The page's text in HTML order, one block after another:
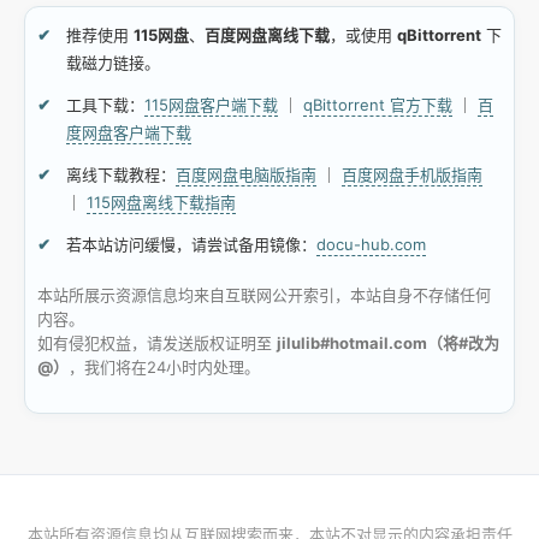
推荐使用 115网盘、 百度网盘离线下载，或使用 qBittorrent 下
载磁力链接。
工具下载： 115网盘客户端下载 qBittorrent 官方下载
百
度网盘客户端下载
离线下载教程： 百度网盘电脑版指南
百度网盘手机版指南
115网盘离线下载指南
若本站访问缓慢，请尝试备用镜像： docu-hub.com
本站所展示资源信息均来自互联网公开索引，本站自身不存储任何
内容。
如有侵犯权益，请发送版权证明至 jilulib#hotmail.com（将#改为
@）
，我们将在24小时内处理。
本站所有资源信息均从互联网搜索而来，本站不对显示的内容承担责任